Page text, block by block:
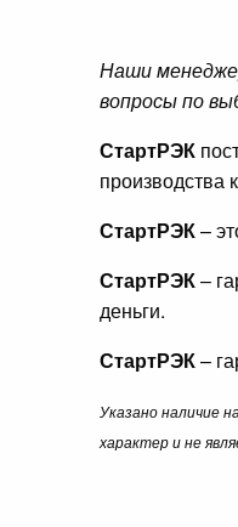
Наши
вопросы по
СтартРЭК
производства
СтартРЭК–
СтартРЭК–
деньги.
СтартРЭК–
Указано наличие
характер и не